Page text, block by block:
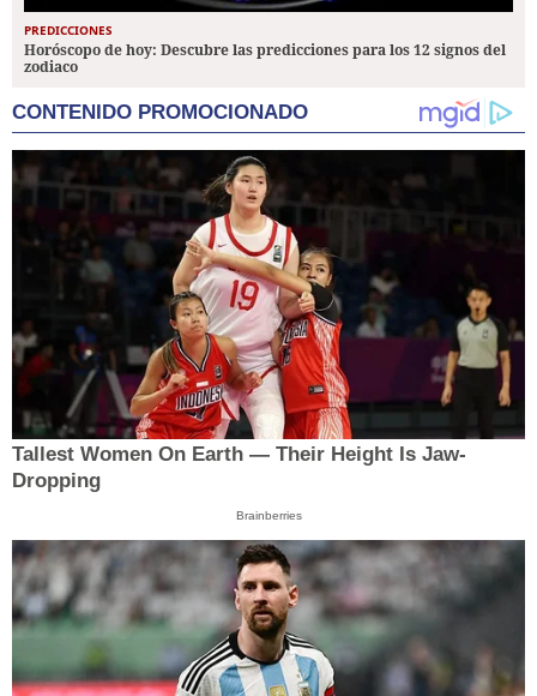
PREDICCIONES
Horóscopo de hoy: Descubre las predicciones para los 12 signos del
zodiaco
CONTENIDO PROMOCIONADO
Tallest Women On Earth — Their Height Is Jaw-
Dropping
Brainberries